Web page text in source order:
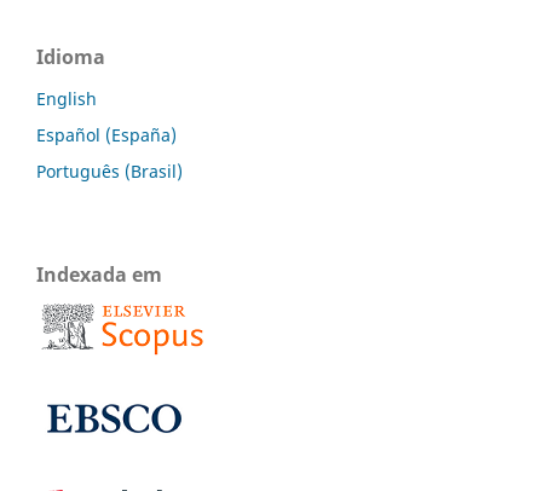
Idioma
English
Español (España)
Português (Brasil)
Indexada em